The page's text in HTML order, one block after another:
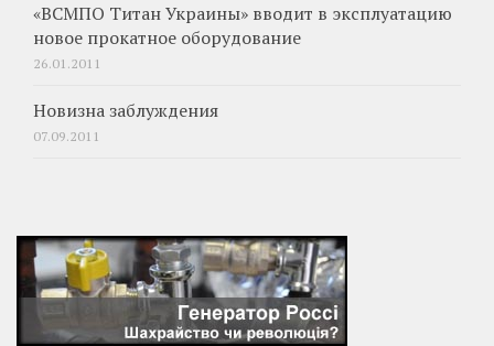
«ВСМПО Титан Украины» вводит в эксплуатацию
новое прокатное оборудование
26.01.2011
Новизна заблуждения
07.09.2011